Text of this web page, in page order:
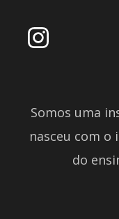
Somos uma
nasceu com
do